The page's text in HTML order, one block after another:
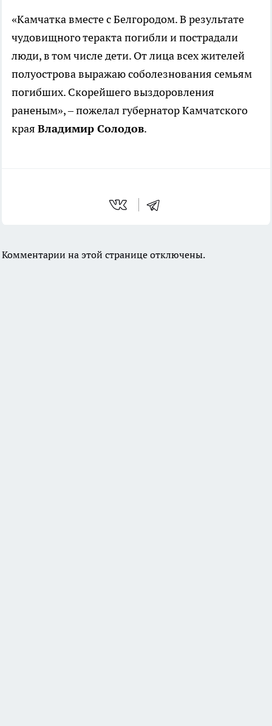
«Камчатка вместе с Белгородом. В результате
чудовищного теракта погибли и пострадали
люди, в том числе дети. От лица всех жителей
полуострова выражаю соболезнования семьям
погибших. Скорейшего выздоровления
раненым», – пожелал губернатор Камчатского
края Владимир Солодов.
Комментарии на этой странице отключены.